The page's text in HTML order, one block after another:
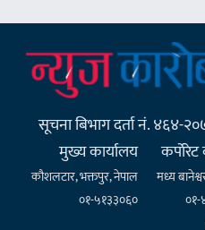
सूचना बिभाग दर्ता नं. ४६४-
मुख्य कार्यालय
कौशलटार, भक्तपुर, नेपाल
०१-५१३३०६०
मध्य